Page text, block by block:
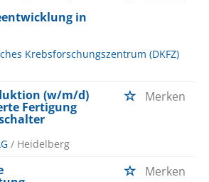
in
Krebsforschungszentrum (DKFZ)
(w/m/d)
Fertigung
Merken
/ Heidelberg
Merken